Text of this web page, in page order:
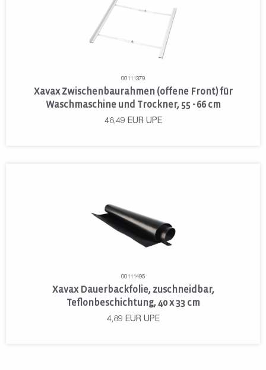
00111379
Xavax Zwischenbaurahmen (offene Front) für
Waschmaschine und Trockner, 55 - 66 cm
48,49 EUR UPE
00111495
Xavax Dauerbackfolie, zuschneidbar,
Teflonbeschichtung, 40 x 33 cm
4,89 EUR UPE